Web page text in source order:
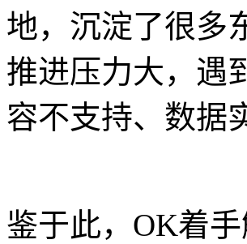
地，沉淀了很多
推进压力大，遇
容不支持、数据
鉴于此，OK着